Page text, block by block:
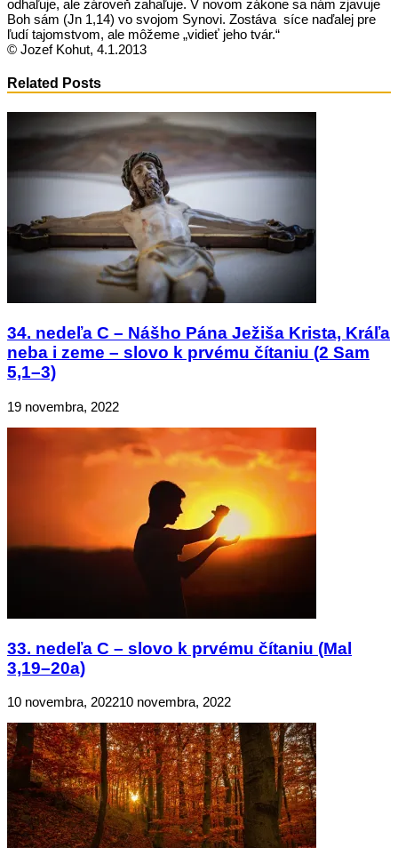
odhaľuje, ale zároveň zahaľuje. V novom zákone sa nám zjavuje
Boh sám (Jn 1,14) vo svojom Synovi. Zostáva síce naďalej pre
ľudí tajomstvom, ale môžeme „vidieť jeho tvár.“
© Jozef Kohut, 4.1.2013
Related Posts
34. nedeľa C – Nášho Pána Ježiša Krista, Kráľa
neba i zeme – slovo k prvému čítaniu (2 Sam
5,1–3)
19 novembra, 2022
33. nedeľa C – slovo k prvému čítaniu (Mal
3,19–20a)
10 novembra, 202210 novembra, 2022